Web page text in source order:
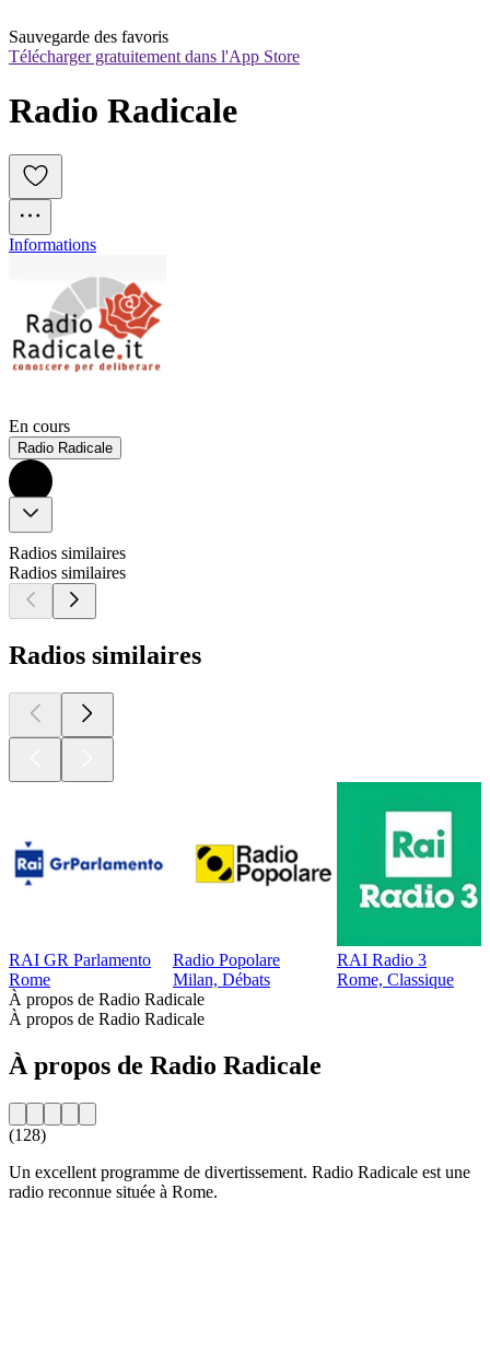
Sauvegarde des favoris
Télécharger gratuitement dans l'App Store
Radio Radicale
Informations
En cours
Radio Radicale
Radios similaires
Radios similaires
Radios similaires
RAI GR Parlamento
Rome
Radio Popolare
Milan, Débats
RAI Radio 3
Rome, Classique
À propos de Radio Radicale
À propos de Radio Radicale
À propos de Radio Radicale
(128)
Un excellent programme de divertissement. Radio Radicale est une
radio reconnue située à Rome.